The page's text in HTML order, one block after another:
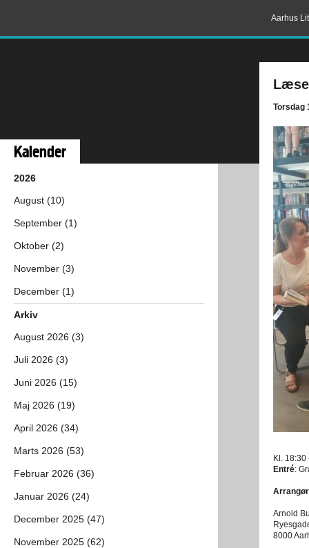
Aarhus
Torsdag
Kl. 18:30
Entré:
Arnold
8000
Kalender
2026
August (10)
September (1)
Oktober (2)
November (3)
December (1)
Arkiv
August 2026 (3)
Juli 2026 (3)
Juni 2026 (15)
Maj 2026 (19)
April 2026 (34)
Marts 2026 (53)
Februar 2026 (36)
Januar 2026 (24)
December 2025 (47)
November 2025 (62)